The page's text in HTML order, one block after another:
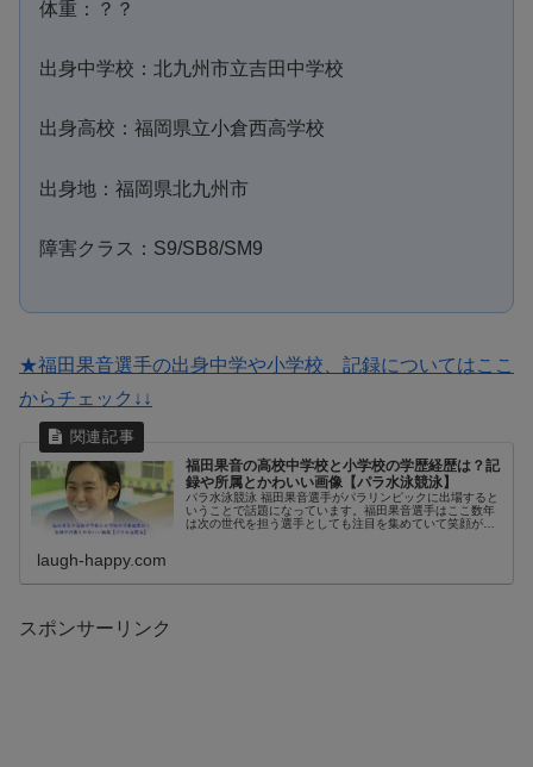
体重：？？
出身中学校：北九州市立吉田中学校
出身高校：福岡県立小倉西高学校
出身地：福岡県北九州市
障害クラス：S9/SB8/SM9
★福田果音選手の出身中学や小学校、記録についてはここ
からチェック↓↓
福田果音の高校中学校と小学校の学歴経歴は？記
録や所属とかわいい画像【パラ水泳競泳】
パラ水泳競泳 福田果音選手がパラリンピックに出場すると
いうことで話題になっています。福田果音選手はここ数年
は次の世代を担う選手としても注目を集めていて笑顔がか
laugh-happy.com
スポンサーリンク